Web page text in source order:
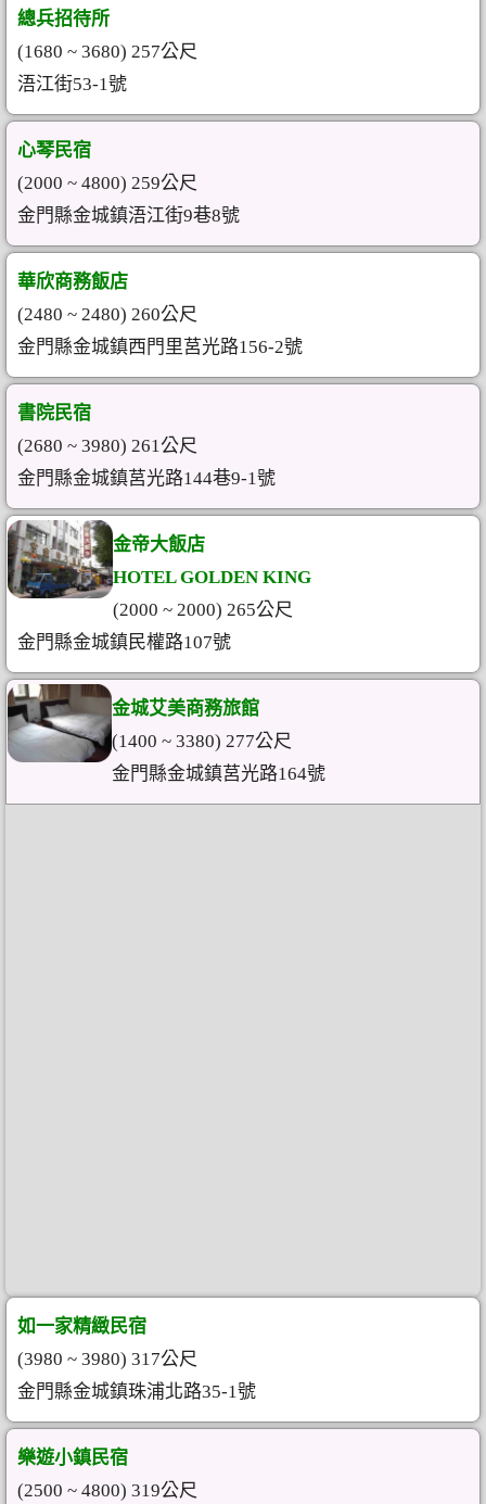
總兵招待所
(1680 ~ 3680) 257公尺
浯江街53-1號
心琴民宿
(2000 ~ 4800) 259公尺
金門縣金城鎮浯江街9巷8號
華欣商務飯店
(2480 ~ 2480) 260公尺
金門縣金城鎮西門里莒光路156-2號
書院民宿
(2680 ~ 3980) 261公尺
金門縣金城鎮莒光路144巷9-1號
金帝大飯店
HOTEL GOLDEN KING
(2000 ~ 2000) 265公尺
金門縣金城鎮民權路107號
金城艾美商務旅館
(1400 ~ 3380) 277公尺
金門縣金城鎮莒光路164號
如一家精緻民宿
(3980 ~ 3980) 317公尺
金門縣金城鎮珠浦北路35-1號
樂遊小鎮民宿
(2500 ~ 4800) 319公尺